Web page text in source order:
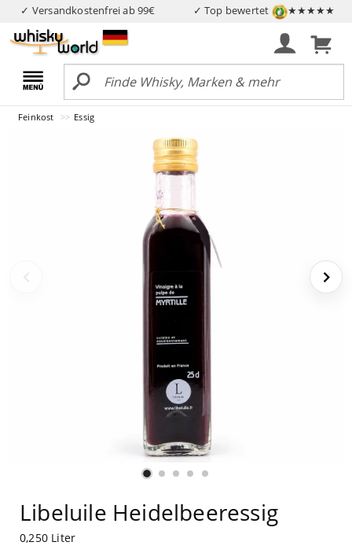
✓ Versandkostenfrei ab 99€ ✓ Top bewertet ★★★★★
Feinkost Essig
Libeluile Heidelbeeressig
0,250 Liter